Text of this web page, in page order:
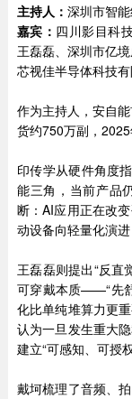
主持人： 深圳市智
嘉宾： 四川影目科
王磊磊、深圳市亿
芯视佳半导体科技
作为主持人，安自
货约750万副，2025
印传学从硬件角度
能三角，当前产品
断：AI应用正在改
动设备向轻量化演进
王磊磊则提出“反直
可穿戴本质——“先
化比单纯堆算力更
认为一旦发生重大
建立“可感知、可授
戴坷梳理了音频、